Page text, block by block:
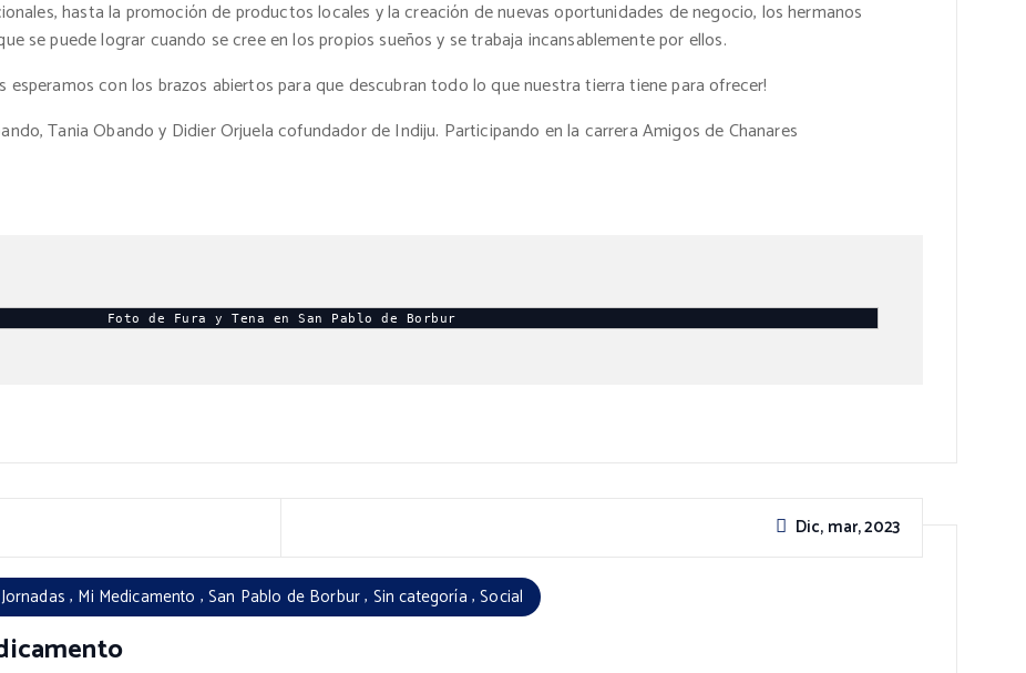
hasta la promoción de productos locales y la creación de nuevas oportunidades de negocio, los hermanos
se puede lograr cuando se cree en los propios sueños y se trabaja incansablemente por ellos.
esperamos con los brazos abiertos para que descubran todo lo que nuestra tierra tiene para ofrecer!
Tania Obando y Didier Orjuela cofundador de Indiju. Participando en la carrera Amigos de Chanares
Foto de Fura y Tena en San Pablo de Borbur
Dic, mar, 2023
Jornadas , Mi Medicamento ,San Pablo de Borbur, Sin categoría ,Social